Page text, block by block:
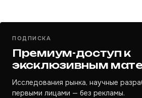
ПОДПИСКА
Премиум-доступ к
эксклюзивным
Исследования рынка, научные
первыми лицами — без рекламы.